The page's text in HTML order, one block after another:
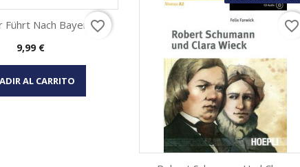
Vista rápida
Führt Nach Bayern...
Precio
9,99 €
AL CARRITO
favorite_border favorite_border